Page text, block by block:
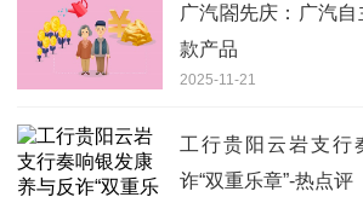
广汽閤先庆：广汽
款产品
2025-11-21
工行贵阳云岩支行
诈“双重乐章”-热点评